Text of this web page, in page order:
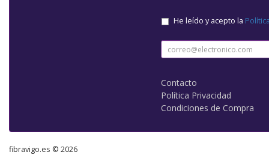
He leído y acepto la
Contacto
Política Privacidad
Condiciones de Compra
fibravigo.es © 2026